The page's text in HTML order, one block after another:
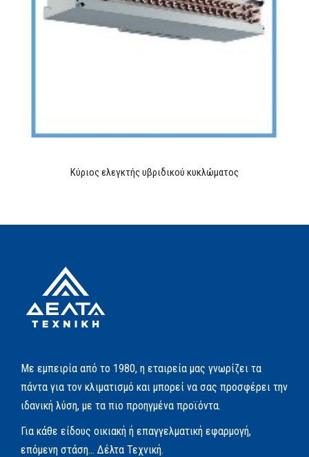
Κύριος ελεγκτής υβριδικού κυκλώματος
Με εμπειρία από το 1980, η εταιρεία μας γνωρίζει τα
πάντα για τον κλιματισμό και μπορεί να σας προσφέρει την
ιδανική λύση, με τα πιο προηγμένα προϊόντα.
Για κάθε είδους οικιακή ή επαγγελματική εφαρμογή,
επόμενη στάση… Δέλτα Τεχνική.